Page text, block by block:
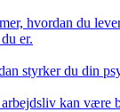
hvordan du
er.
styrker du din
kan være